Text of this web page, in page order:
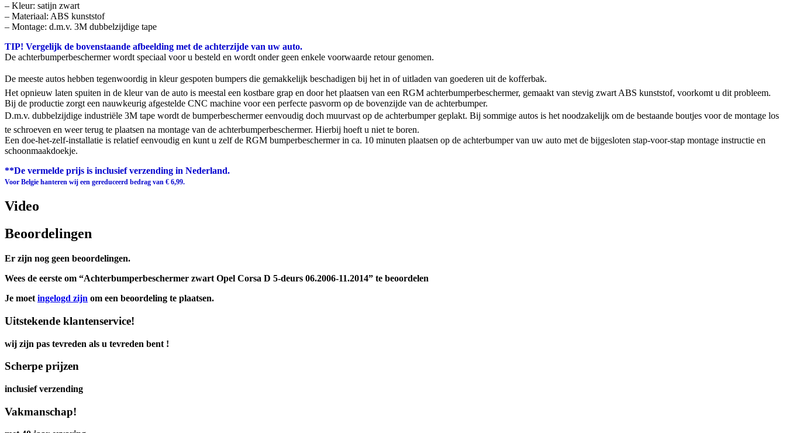
– Kleur: satijn zwart
– Materiaal: ABS kunststof
– Montage: d.m.v. 3M dubbelzijdige tape
TIP! Vergelijk de bovenstaande afbeelding met de achterzijde van uw auto.
De achterbumperbeschermer wordt speciaal voor u besteld en wordt onder geen enkele voorwaarde retour genomen.
De meeste autos hebben tegenwoordig in kleur gespoten bumpers die gemakkelijk beschadigen bij het in of uitladen van goederen uit de kofferbak.
Het opnieuw laten spuiten in de kleur van de auto is meestal een kostbare grap en door het plaatsen van een RGM achterbumperbeschermer, gemaakt van stevig zwart ABS kunststof, voorkomt u dit probleem.
Bij de productie zorgt een nauwkeurig afgestelde CNC machine voor een perfecte pasvorm op de bovenzijde van de achterbumper.
D.m.v. dubbelzijdige industriële 3M tape wordt de bumperbeschermer eenvoudig doch muurvast op de achterbumper geplakt. Bij sommige autos is het noodzakelijk om de bestaande boutjes voor de montage los
te schroeven en weer terug te plaatsen na montage van de achterbumperbeschermer. Hierbij hoeft u niet te boren.
Een doe-het-zelf-installatie is relatief eenvoudig en kunt u zelf de RGM bumperbeschermer in ca. 10 minuten plaatsen op de achterbumper van uw auto met de bijgesloten stap-voor-stap montage instructie en
schoonmaakdoekje.
**De vermelde prijs is inclusief verzending in Nederland.
Voor Belgie hanteren wij een gereduceerd bedrag van € 6,99.
Video
Beoordelingen
Er zijn nog geen beoordelingen.
Wees de eerste om “Achterbumperbeschermer zwart Opel Corsa D 5-deurs 06.2006-11.2014” te beoordelen
Je moet ingelogd zijn om een beoordeling te plaatsen.
Uitstekende klantenservice!
wij zijn pas tevreden als u tevreden bent !
Scherpe prijzen
inclusief verzending
Vakmanschap!